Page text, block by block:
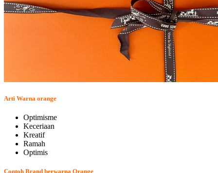
Arti Warna orange
Optimisme
Keceriaan
Kreatif
Ramah
Optimis
Contoh Brand berwarna Orange